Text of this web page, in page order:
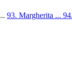
93. Margherita ...